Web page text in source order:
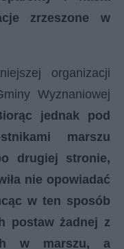
zrzeszone w
organizacji
Wyznaniowej
jednak pod
marszu
drugiej stronie,
nie opowiadać
w ten sposób
postaw żadnej z
w marszu, a